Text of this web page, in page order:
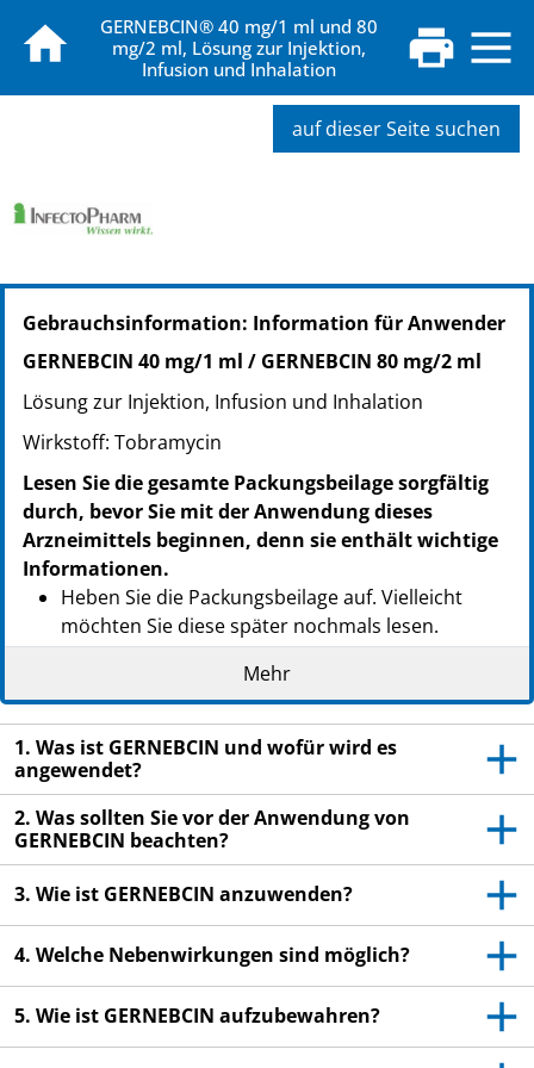
GERNEBCIN® 40 mg/1 ml und 80
mg/2 ml, Lösung zur Injektion,
Infusion und Inhalation
auf dieser Seite suchen
PZN: 09000409
PPN: 110900040907
NTIN: 04150090004092
PPN: 110046836488
NTIN: 04150004683641
PZN: 03162499
PPN: 110316249934
NTIN: 04150031624990
Gebrauchsinformation: Information für Anwender
GERNEBCIN 40 mg/1 ml / GERNEBCIN 80 mg/2 ml
Lösung zur Injektion, Infusion und Inhalation
Wirkstoff: Tobramycin
Lesen Sie die gesamte Packungsbeilage sorgfältig
durch, bevor Sie mit der Anwendung dieses
Arzneimittels beginnen, denn sie enthält wichtige
Informationen.
Heben Sie die Packungsbeilage auf. Vielleicht
möchten Sie diese später nochmals lesen.
Wenn Sie weitere Fragen haben, wenden Sie sich
an Ihren Arzt oder Apotheker.
Dieses Arzneimittel wurde Ihnen persönlich
verschrieben. Geben Sie es nicht an Dritte weiter.
Es kann anderen Menschen schaden, auch wenn
diese die gleichen Beschwerden haben wie Sie.
Wenn Sie Nebenwirkungen bemerken, wenden Sie
sich an Ihren Arzt oder Apotheker. Dies gilt auch
für Nebenwirkungen, die nicht in dieser
Packungsbeilage angegeben sind. Siehe Abschnitt
Mehr
1. Was ist GERNEBCIN und wofür wird es
angewendet?
2. Was sollten Sie vor der Anwendung von
GERNEBCIN beachten?
3. Wie ist GERNEBCIN anzuwenden?
4. Welche Nebenwirkungen sind möglich?
5. Wie ist GERNEBCIN aufzubewahren?